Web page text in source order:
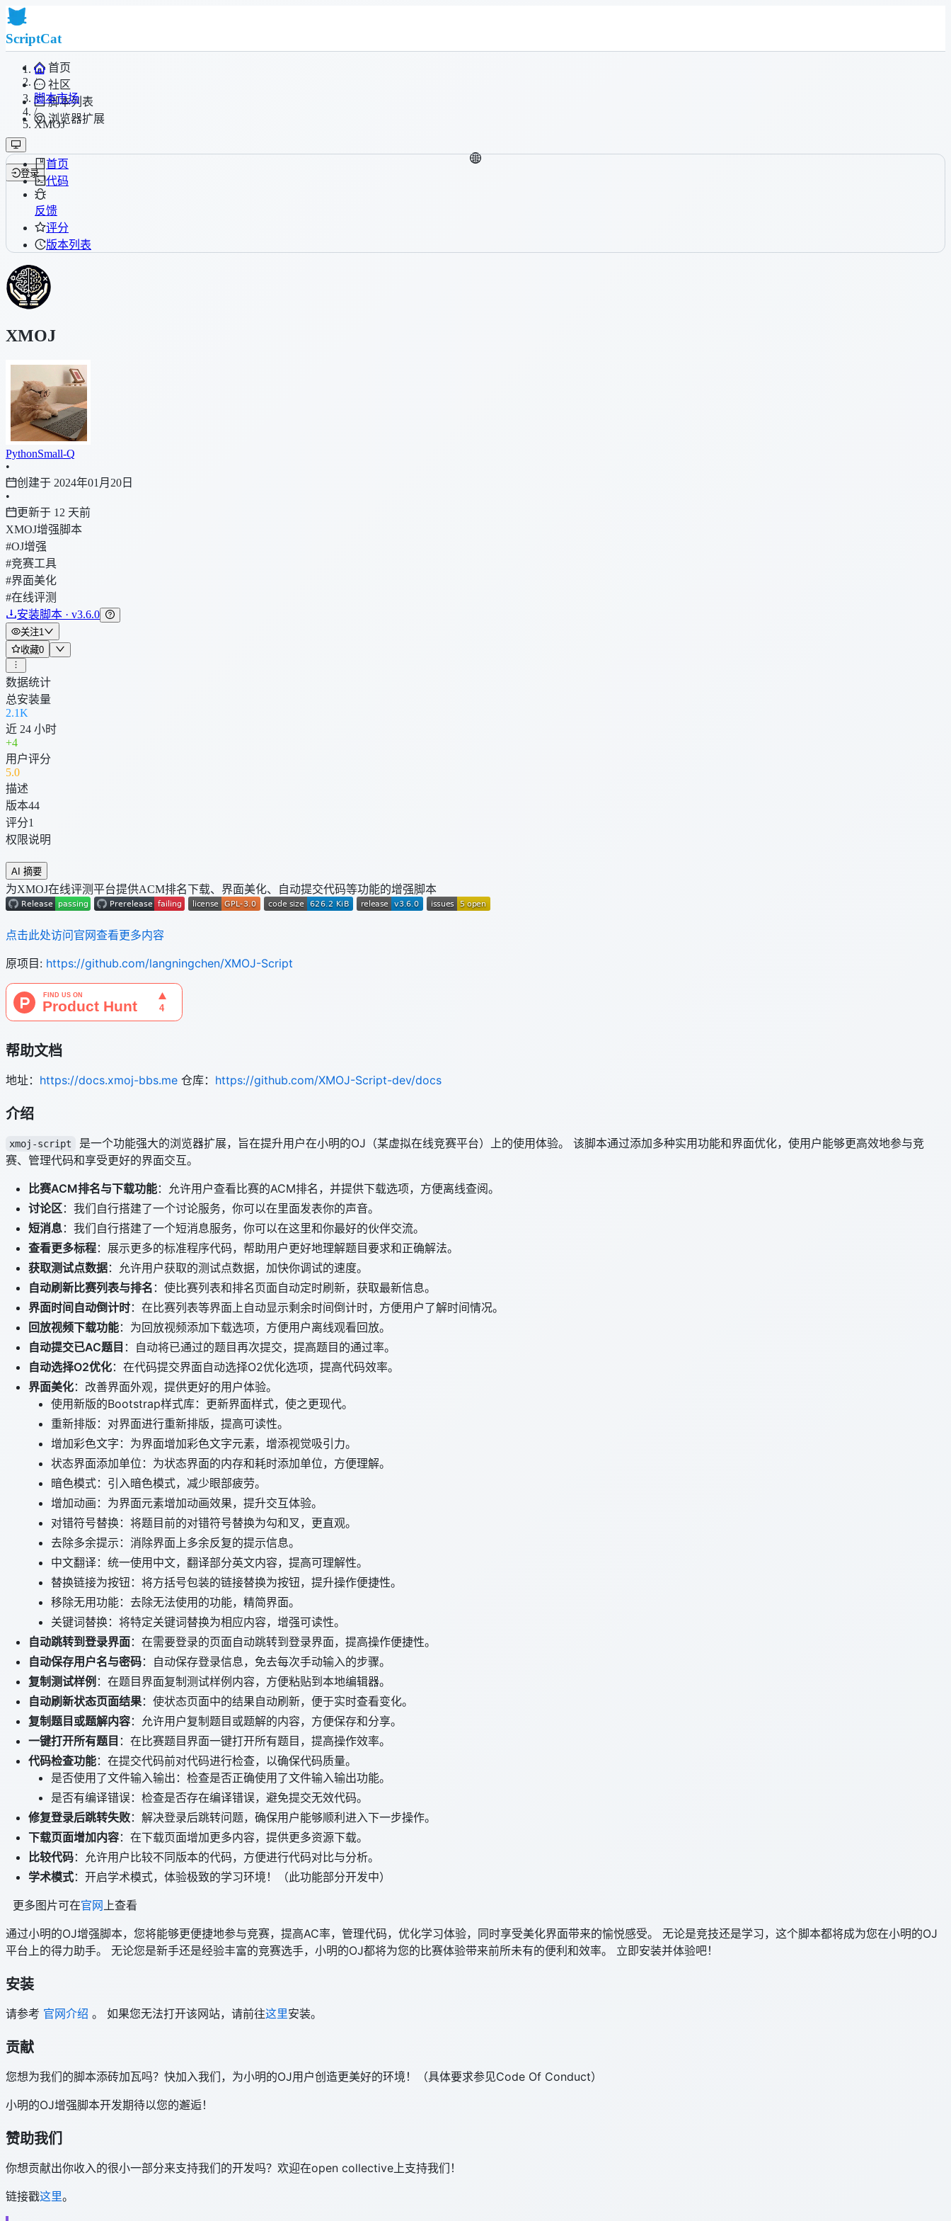
ScriptCat
首页
社区
脚本列表
浏览器扩展
登录
/
脚本市场
/
XMOJ
首页
代码
反馈
评分
版本列表
XMOJ
PythonSmall-Q
•
创建于 2024年01月20日
•
更新于 12 天前
XMOJ增强脚本
#OJ增强
#竞赛工具
#界面美化
#在线评测
安装脚本 · v3.6.0
关注1
收藏0
数据统计
总安装量
2.1K
近 24 小时
+4
用户评分
5.0
描述
版本44
评分1
权限说明
AI 摘要
为XMOJ在线评测平台提供ACM排名下载、界面美化、自动提交代码等功能的增强脚本
点击此处访问官网查看更多内容
原项目: https://github.com/langningchen/XMOJ-Script
帮助文档
地址： https://docs.xmoj-bbs.me 仓库： https://github.com/XMOJ-Script-dev/docs
介绍
xmoj-script
是一个功能强大的浏览器扩展，旨在提升用户在小明的OJ（某虚拟在线竞赛平台）上的使用体验。 该脚本通过添加多种实用功能和界面优化，使用户能够更高效地参与竞
赛、管理代码和享受更好的界面交互。
比赛ACM排名与下载功能：允许用户查看比赛的ACM排名，并提供下载选项，方便离线查阅。
讨论区：我们自行搭建了一个讨论服务，你可以在里面发表你的声音。
短消息：我们自行搭建了一个短消息服务，你可以在这里和你最好的伙伴交流。
查看更多标程：展示更多的标准程序代码，帮助用户更好地理解题目要求和正确解法。
获取测试点数据：允许用户获取的测试点数据，加快你调试的速度。
自动刷新比赛列表与排名 ：使比赛列表和排名页面自动定时刷新，获取最新信息。
界面时间自动倒计时：在比赛列表等界面上自动显示剩余时间倒计时，方便用户了解时间情况。
回放视频下载功能：为回放视频添加下载选项，方便用户离线观看回放。
自动提交已AC题目 ：自动将已通过的题目再次提交，提高题目的通过率。
自动选择O2优化：在代码提交界面自动选择O2优化选项，提高代码效率。
界面美化：改善界面外观，提供更好的用户体验。
使用新版的Bootstrap样式库：更新界面样式，使之更现代。
重新排版：对界面进行重新排版，提高可读性。
增加彩色文字：为界面增加彩色文字元素，增添视觉吸引力。
状态界面添加单位：为状态界面的内存和耗时添加单位，方便理解。
暗色模式：引入暗色模式，减少眼部疲劳。
增加动画：为界面元素增加动画效果，提升交互体验。
对错符号替换：将题目前的对错符号替换为勾和叉，更直观。
去除多余提示：消除界面上多余反复的提示信息。
中文翻译：统一使用中文，翻译部分英文内容，提高可理解性。
替换链接为按钮：将方括号包装的链接替换为按钮，提升操作便捷性。
移除无用功能：去除无法使用的功能，精简界面。
关键词替换：将特定关键词替换为相应内容，增强可读性。
自动跳转到登录界面：在需要登录的页面自动跳转到登录界面，提高操作便捷性。
自动保存用户名与密码：自动保存登录信息，免去每次手动输入的步骤。
复制测试样例 ：在题目界面复制测试样例内容，方便粘贴到本地编辑器。
自动刷新状态页面结果：使状态页面中的结果自动刷新，便于实时查看变化。
复制题目或题解内容：允许用户复制题目或题解的内容，方便保存和分享。
一键打开所有题目 ：在比赛题目界面一键打开所有题目，提高操作效率。
代码检查功能：在提交代码前对代码进行检查，以确保代码质量。
是否使用了文件输入输出：检查是否正确使用了文件输入输出功能。
是否有编译错误：检查是否存在编译错误，避免提交无效代码。
修复登录后跳转失败：解决登录后跳转问题，确保用户能够顺利进入下一步操作。
下载页面增加内容：在下载页面增加更多内容，提供更多资源下载。
比较代码：允许用户比较不同版本的代码，方便进行代码对比与分析。
学术模式：开启学术模式，体验极致的学习环境！（此功能部分开发中）
更多图片可在官网 上查看
通过小明的OJ增强脚本，您将能够更便捷地参与竞赛，提高AC率，管理代码，优化学习体验，同时享受美化界面带来的愉悦感受。 无论是竞技还是学习，这个脚本都将成为您在小明的OJ
平台上的得力助手。 无论您是新手还是经验丰富的竞赛选手，小明的OJ都将为您的比赛体验带来前所未有的便利和效率。 立即安装并体验吧！
安装
请参考 官网介绍 。 如果您无法打开该网站，请前往这里安装。
贡献
您想为我们的脚本添砖加瓦吗？快加入我们，为小明的OJ用户创造更美好的环境！（具体要求参见Code Of Conduct）
小明的OJ增强脚本开发期待以您的邂逅！
赞助我们
你想贡献出你收入的很小一部分来支持我们的开发吗？欢迎在open collective上支持我们！
链接戳这里。